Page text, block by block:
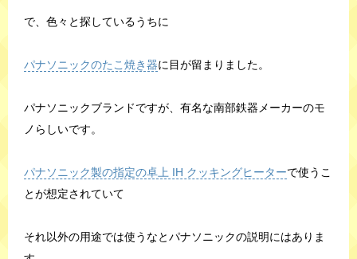
で、色々と探しているうちに
パナソニックのたこ焼き器に目が留まりました。
パナソニックブランドですが、有名な南部鉄器メーカーのモ
ノらしいです。
パナソニック製の指定の卓上 IH クッキングヒーターで使うこ
とが想定されていて
それ以外の用途では使うなとパナソニックの説明にはありま